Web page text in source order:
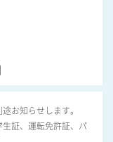
お知らせします。
証、運転免許証、パ